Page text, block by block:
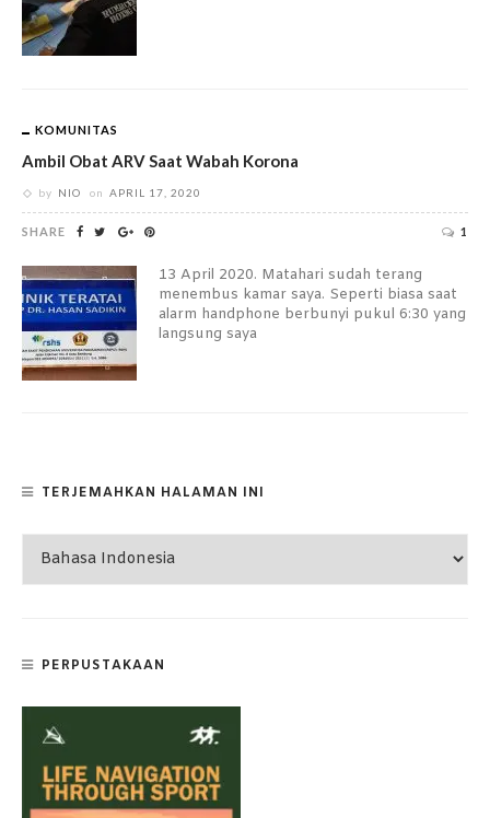
KOMUNITAS
Ambil Obat ARV Saat Wabah Korona
by NIO on APRIL 17, 2020
SHARE 1
13 April 2020. Matahari sudah terang
menembus kamar saya. Seperti biasa saat
alarm handphone berbunyi pukul 6:30 yang
langsung saya
TERJEMAHKAN HALAMAN INI
PERPUSTAKAAN